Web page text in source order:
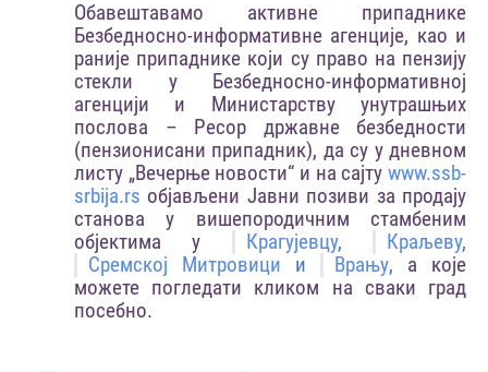
Обавештавамо активне припаднике
Безбедносно-информативне агенције, као и
раније припаднике који су право на пензију
стекли у Безбедносно-информативној
агенцији и Министарству унутрашњих
послова – Ресор државне безбедности
(пензионисани припадник), да су у дневном
листу „Вечерње новости“ и на сајту www.ssb-
srbija.rs објављени Јавни позиви за продају
станова у вишепородичним стамбеним
објектима у
Крагујевцу, Краљеву,
Сремској Митровици и Врању, а које
можете погледати кликом на сваки град
посебно.